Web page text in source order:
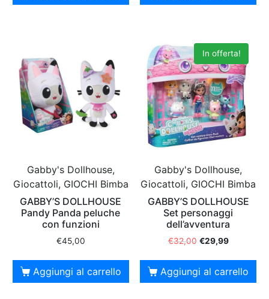
Gabby's Dollhouse,
Giocattoli, GIOCHI Bimba
GABBY’S DOLLHOUSE
Pandy Panda peluche
con funzioni
€45,00
Aggiungi al carrello
In offerta!
Gabby's Dollhouse,
Giocattoli, GIOCHI Bimba
GABBY’S DOLLHOUSE
Set personaggi
dell’avventura
€32,00 €29,99
Aggiungi al carrello